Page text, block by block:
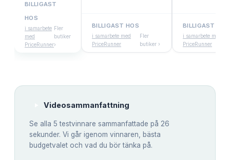
BILLIGAST
HOS
i samarbete
med
PriceRunner
Fler
butiker
›
BILLIGAST HOS
i samarbete med
PriceRunner
Fler
butiker ›
BILLIGAST HOS
i samarbete med
PriceRunner
Videosammanfattning
Se alla 5 testvinnare sammanfattade på 26
sekunder. Vi går igenom vinnaren, bästa
budgetvalet och vad du bör tänka på.